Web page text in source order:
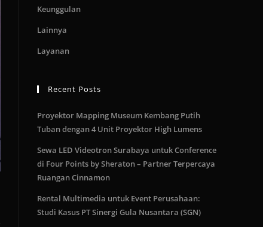
Keunggulan
Lainnya
Layanan
Recent Posts
Proyektor Mapping Museum Kembang Putih
Tuban dengan 4 Unit Proyektor High Lumens
Sewa LED Videotron Surabaya untuk Conference
di Four Points by Sheraton – Partner Terpercaya
Ruangan Cinnamon
Rental Multimedia untuk Event Perusahaan:
Studi Kasus PT Sinergi Gula Nusantara (SGN)